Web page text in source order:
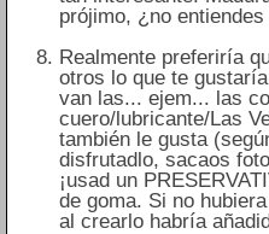
prójimo, ¿no
Realmente preferiría
otros lo que te
van las... ejem... las
cuero/lubricante/Las
también le gusta
disfrutadlo, sacaos
¡usad un
de goma. Si no
al crearlo habría